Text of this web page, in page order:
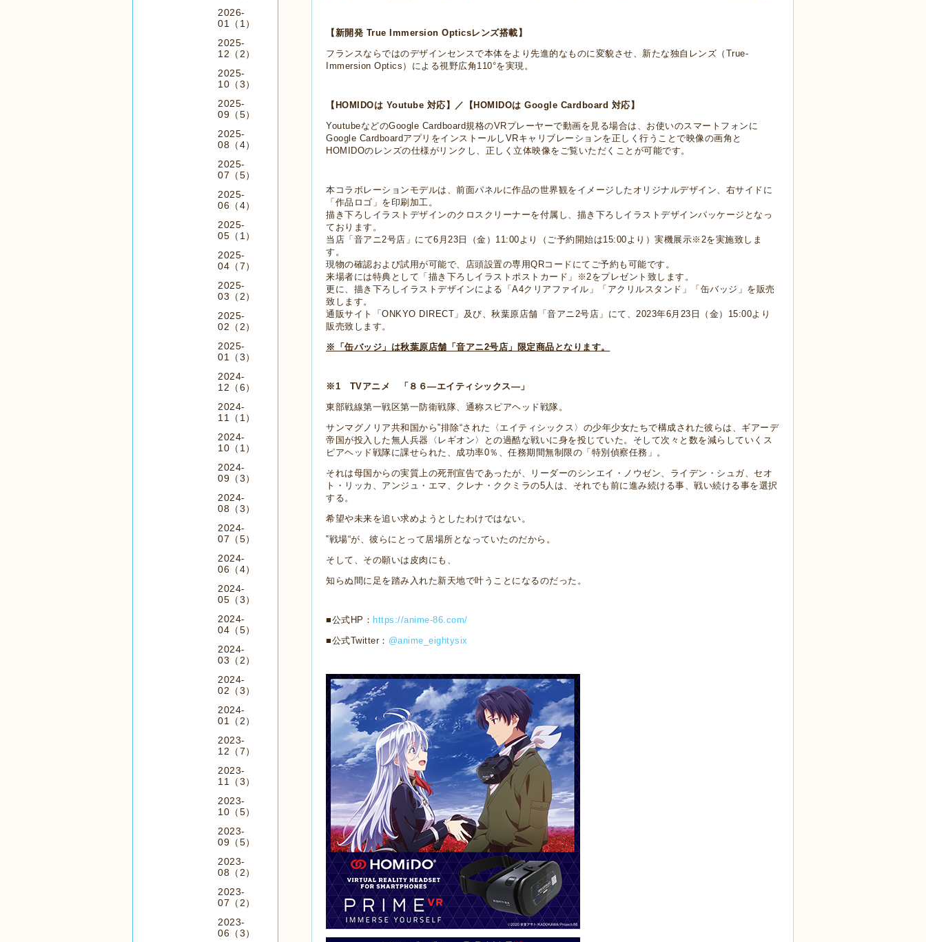
【新開発 True Immersion Opticsレンズ搭載】
フランスならではのデザインセンスで本体をより先進的なものに変貌させ、新たな独自レンズ（True-
Immersion Optics）による視野広角110°を実現。
【HOMIDOは Youtube 対応】／【HOMIDOは Google Cardboard 対応】
YoutubeなどのGoogle Cardboard規格のVRプレーヤーで動画を見る場合は、お使いのスマートフォンに
Google CardboardアプリをインストールしVRキャリブレーションを正しく行うことで映像の画角と
HOMIDOのレンズの仕様がリンクし、正しく立体映像をご覧いただくことが可能です。
本コラボレーションモデルは、前面パネルに作品の世界観をイメージしたオリジナルデザイン、右サイドに
「作品ロゴ」を印刷加工。
描き下ろしイラストデザインのクロスクリーナーを付属し、描き下ろしイラストデザインパッケージとなっ
ております。
当店「音アニ2号店」にて6月23日（金）11:00より（ご予約開始は15:00より） 実機展示※2を実施致しま
す。
現物の確認および試用が可能で、店頭設置の専用QRコードにてご予約も可能です。
来場者には特典として「描き下ろしイラストポストカード」※2をプレゼント致します。
更に、描き下ろしイラストデザインによる「A4クリアファイル」「アクリルスタンド」「缶バッジ」を販売
致します。
通販サイト「ONKYO DIRECT」及び、秋葉原店舗「音アニ2号店」にて、2023年6月23日（金）15:00より
販売致します。
※「缶バッジ」は秋葉原店舗「音アニ2号店」限定商品となります。
※1 TVアニメ 「８６―エイティシックス―」
東部戦線第一戦区第一防衛戦隊、通称スピアヘッド戦隊。
サンマグノリア共和国から‟排除“された〈エイティシックス〉の少年少女たちで構成された彼らは、ギアーデ
帝国が投入した無人兵器〈レギオン〉との過酷な戦いに身を投じていた。そして次々と数を減らしていくス
ピアヘッド戦隊に課せられた、成功率0％、任務期間無制限の「特別偵察任務」。
それは母国からの実質上の死刑宣告であったが、リーダーのシンエイ・ノウゼン、ライデン・シュガ、セオ
ト・リッカ、アンジュ・エマ、クレナ・ククミラの5人は、それでも前に進み続ける事、戦い続ける事を選択
する。
希望や未来を追い求めようとしたわけではない。
‟戦場“が、彼らにとって居場所となっていたのだから。
そして、その願いは皮肉にも、
知らぬ間に足を踏み入れた新天地で叶うことになるのだった。
■公式HP： https://anime-86.com/
■公式Twitter： @anime_eightysix
2026-
01（1）
2025-
12（2）
2025-
10（3）
2025-
09（5）
2025-
08（4）
2025-
07（5）
2025-
06（4）
2025-
05（1）
2025-
04（7）
2025-
03（2）
2025-
02（2）
2025-
01（3）
2024-
12（6）
2024-
11（1）
2024-
10（1）
2024-
09（3）
2024-
08（3）
2024-
07（5）
2024-
06（4）
2024-
05（3）
2024-
04（5）
2024-
03（2）
2024-
02（3）
2024-
01（2）
2023-
12（7）
2023-
11（3）
2023-
10（5）
2023-
09（5）
2023-
08（2）
2023-
07（2）
2023-
06（3）